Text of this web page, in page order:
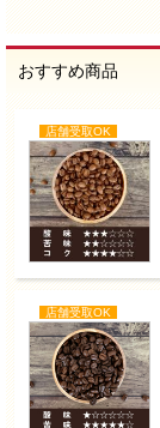
おすすめ商品
店舗受取OK
店舗受取OK